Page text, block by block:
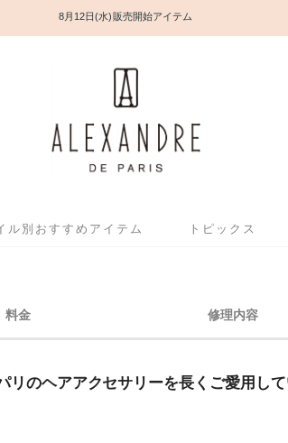
8月12日(水) 販売開始アイテム
ル別おすすめアイテム トピックス
料金 修理内容
リのヘアアクセサリーを長くご愛用し